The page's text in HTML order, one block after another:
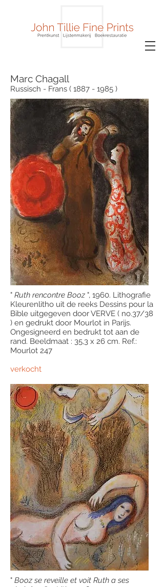
Marc Chagall
Russisch - Frans ( 1887 - 1985 )
" Ruth rencontre Booz ", 1960. Lithografie
Kleurenlitho uit de reeks Dessins pour la
Bible uitgegeven door VERVE ( no.37/38
) en gedrukt door Mourlot in Parijs.
Ongesigneerd en bedrukt tot aan de
rand. Beeldmaat : 35,3 x 26 cm. Ref.:
Mourlot 247
verkocht
" Booz se reveille et voit Ruth a ses